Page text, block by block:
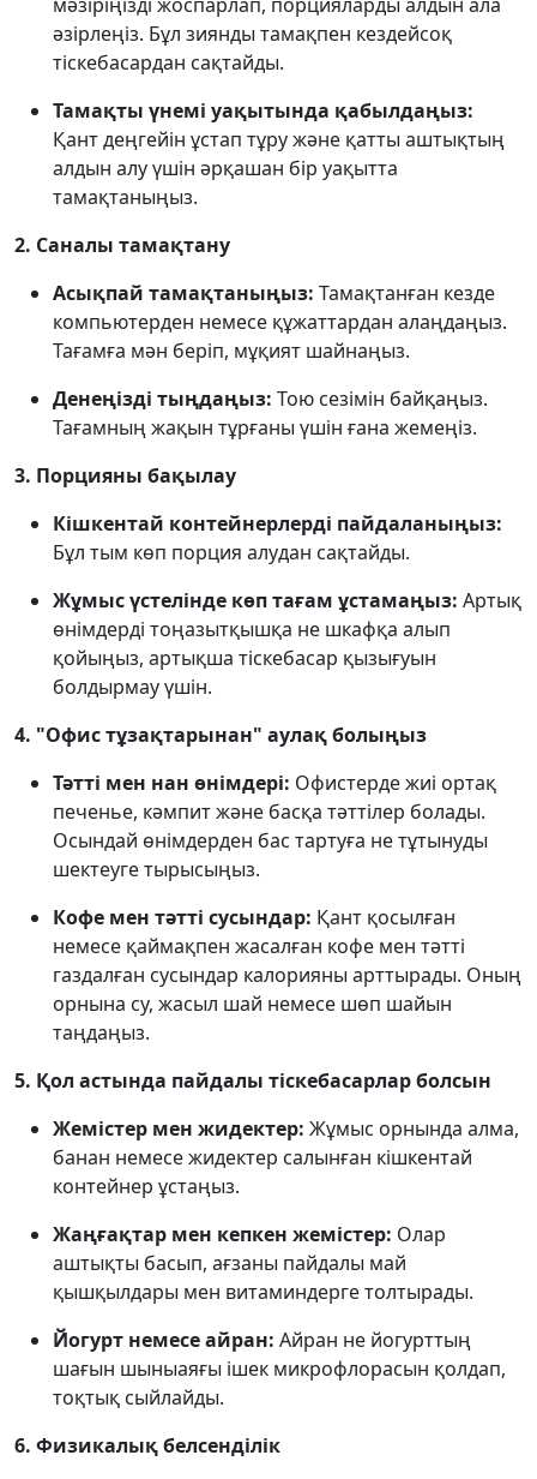
әзірлеңіз. Бұл зиянды тамақпен кездейсоқ
тіскебасардан сақтайды.
Тамақты үнемі уақытында қабылдаңыз:
Қант деңгейін ұстап тұру және қатты аштықтың
алдын алу үшін әрқашан бір уақытта
тамақтаныңыз.
2. Саналы тамақтану
Асықпай тамақтаныңыз: Тамақтанған кезде
компьютерден немесе құжаттардан алаңдаңыз.
Тағамға мән беріп, мұқият шайнаңыз.
Денеңізді тыңдаңыз: Тою сезімін байқаңыз.
Тағамның жақын тұрғаны үшін ғана жемеңіз.
3. Порцияны бақылау
Кішкентай контейнерлерді пайдаланыңыз:
Бұл тым көп порция алудан сақтайды.
Жұмыс үстелінде көп тағам ұстамаңыз: Артық
өнімдерді тоңазытқышқа не шкафқа алып
қойыңыз, артықша тіскебасар қызығуын
болдырмау үшін.
4. "Офис тұзақтарынан" аулақ болыңыз
Тәтті мен нан өнімдері: Офистерде жиі ортақ
печенье, кәмпит және басқа тәттілер болады.
Осындай өнімдерден бас тартуға не тұтынуды
шектеуге тырысыңыз.
Кофе мен тәтті сусындар: Қант қосылған
немесе қаймақпен жасалған кофе мен тәтті
газдалған сусындар калорияны арттырады. Оның
орнына су, жасыл шай немесе шөп шайын
таңдаңыз.
5. Қол астында пайдалы тіскебасарлар болсын
Жемістер мен жидектер: Жұмыс орнында алма,
банан немесе жидектер салынған кішкентай
контейнер ұстаңыз.
Жаңғақтар мен кепкен жемістер: Олар
аштықты басып, ағзаны пайдалы май
қышқылдары мен витаминдерге толтырады.
Йогурт немесе айран: Айран не йогурттың
шағын шыныаяғы ішек микрофлорасын қолдап,
тоқтық сыйлайды.
6. Физикалық белсенділік